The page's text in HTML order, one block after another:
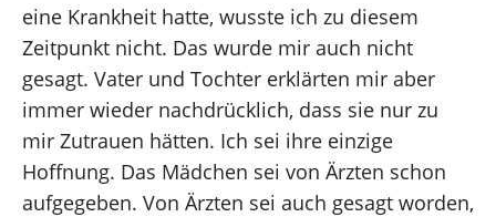
eine Krankheit hatte, wusste ich zu diesem
Zeitpunkt nicht. Das wurde mir auch nicht
gesagt. Vater und Tochter erklärten mir aber
immer wieder nachdrücklich, dass sie nur zu
mir Zutrauen hätten. Ich sei ihre einzige
Hoffnung. Das Mädchen sei von Ärzten schon
aufgegeben. Von Ärzten sei auch gesagt worden,